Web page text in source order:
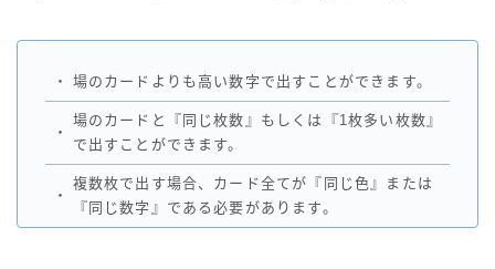
・ 場のカードよりも高い数字で出すことができます。
・
場のカードと『同じ枚数』もしくは『1枚多い枚数』
で出すことができます。
・
複数枚で出す場合、カード全てが『同じ色』または
『同じ数字』である必要があります。